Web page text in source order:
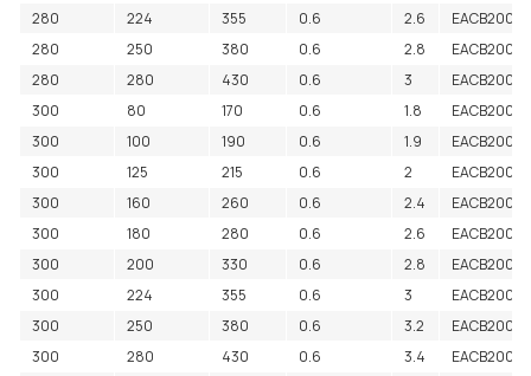
280
224 355 0.6 2.6
280
250 380 0.6 2.8
280
280 430 0.6 3
300
80 170 0.6 1.8
300
100 190 0.6 1.9
300
125 215 0.6 2
300
160 260 0.6 2.4
300
180 280 0.6 2.6
300
200 330 0.6 2.8
300
224 355 0.6 3
300
250 380 0.6 3.2
300
280 430 0.6 3.4